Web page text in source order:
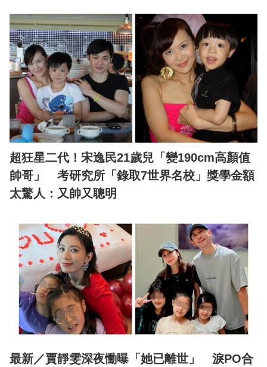
超狂星二代！宋逸民21歲兒「變190cm高顏值
帥哥」 考研究所「錄取7世界名校」獎學金額
太驚人：又帥又聰明
最新／賈靜雯深夜慟曝「她已離世」 淚PO合